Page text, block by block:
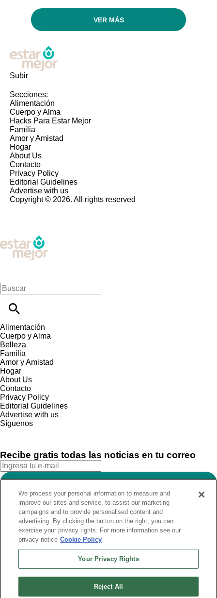
VER MÁS
Subir
Secciones:
Alimentación
Cuerpo y Alma
Hacks Para Estar Mejor
Familia
Amor y Amistad
Hogar
About Us
Contacto
Privacy Policy
Editorial Guidelines
Advertise with us
Copyright © 2026. All rights reserved
Alimentación
Cuerpo y Alma
Belleza
Familia
Amor y Amistad
Hogar
About Us
Contacto
Privacy Policy
Editorial Guidelines
Advertise with us
Síguenos
Recibe gratis todas las noticias en tu correo
Este sitio está protegido por reCAPTCHA y Google
Política de
privacidad y Se aplican lasCondiciones de servicio
¡Muchas gracias!Ya estás suscrito a nuestro newsletter
Recibe gratis todas las noticias en tu correo
SUSCRIBIRME
We process your personal information to measure and
improve our sites and service, to assist our marketing
campaigns and to provide personalised content and
advertising. By clicking the button on the right, you can
exercise your privacy rights. For more information see our
privacy notice Cookie Policy
Your Privacy Rights
Reject All